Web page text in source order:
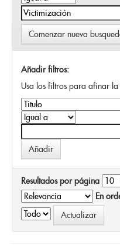
Comenzar nueva
Añadir filtros:
Usa los filtros para afinar la
Resultados por página
En